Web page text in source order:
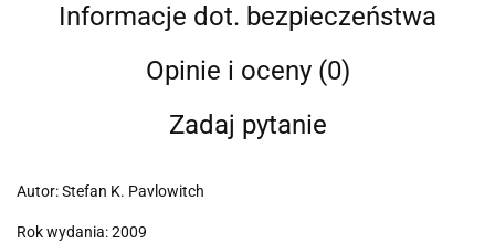
Informacje dot. bezpieczeństwa
Opinie i oceny (0)
Zadaj pytanie
Autor: Stefan K. Pavlowitch
Rok wydania: 2009